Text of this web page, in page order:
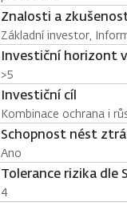
Znalosti a
Základní investor,
Investiční horizont
>5
Investiční cíl
Kombinace ochrana i
Schopnost nést
Ano
Tolerance rizika dle
4